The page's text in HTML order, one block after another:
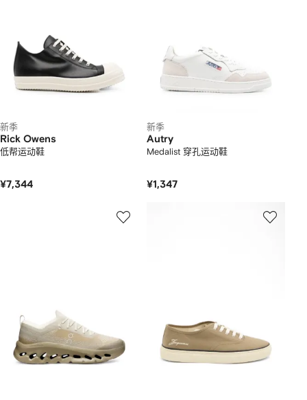
新季
Rick Owens
低帮运动鞋
¥7,344
新季
Autry
Medalist 穿孔运动鞋
¥1,347